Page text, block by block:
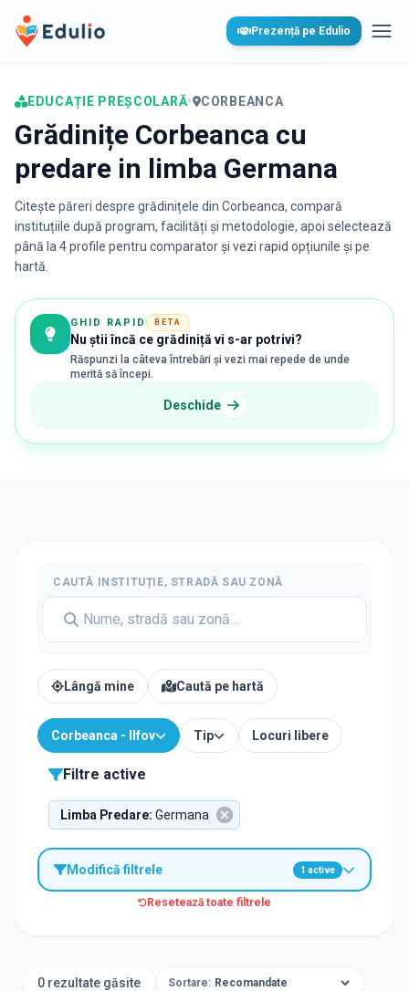
Edulio Prezență pe Edulio
EDUCAȚIE PREȘCOLARĂ• CORBEANCA
Grădinițe Corbeanca cu
predare in limba Germana
Citește păreri despre grădinițele din Corbeanca, compară
instituțiile după program, facilități și metodologie, apoi selectează
până la 4 profile pentru comparator și vezi rapid opțiunile și pe
hartă.
GHID RAPID BETA
Nu știi încă ce grădiniță vi s-ar potrivi?
Răspunzi la câteva întrebări și vezi mai repede de unde
merită să începi.
Deschide
CAUTĂ INSTITUȚIE, STRADĂ SAU ZONĂ
Lângă mine Caută pe hartă
Corbeanca - Ilfov Tip Locuri libere
Filtre active
Limba Predare: Germana
Modifică filtrele 1 active
Resetează toate filtrele
0 rezultate găsite Sortare: